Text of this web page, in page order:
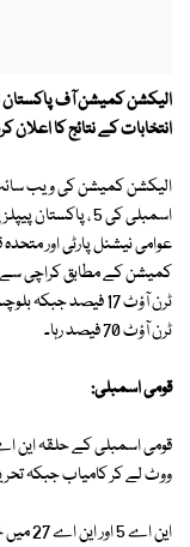
انتخابات کے نتائج کا اعلان
الیکشن کمیشن کی ویب
عوامی نیشنل پارٹی اور
ٹرن آؤٹ 70 فیصد رہا۔
قومی اسمبلی:
ووٹ لے کر کامیاب جبکہ
این